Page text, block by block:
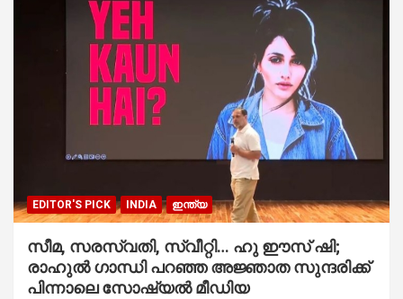
EDITOR'S PICK INDIA ഇന്ത്യ
സീമ, സരസ്വതി, സ്വീറ്റി… ഹു ഈസ് ഷി;
രാഹുല്‍ ഗാന്ധി പറഞ്ഞ അജ്ഞാത സുന്ദരിക്ക്
പിന്നാലെ സോഷ്യല്‍ മീഡിയ